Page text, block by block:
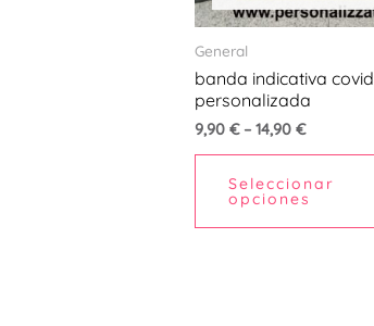
General
banda indicativa covid
personalizada
9,90 €– 14,90 €
Seleccionar
opciones